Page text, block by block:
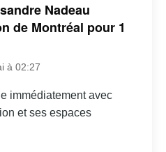
Nadeau
de Montréal pour 1
à 02:27
immédiatement avec
et ses espaces